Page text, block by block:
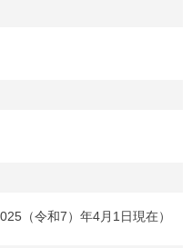
（令和7）年4月1日現在）